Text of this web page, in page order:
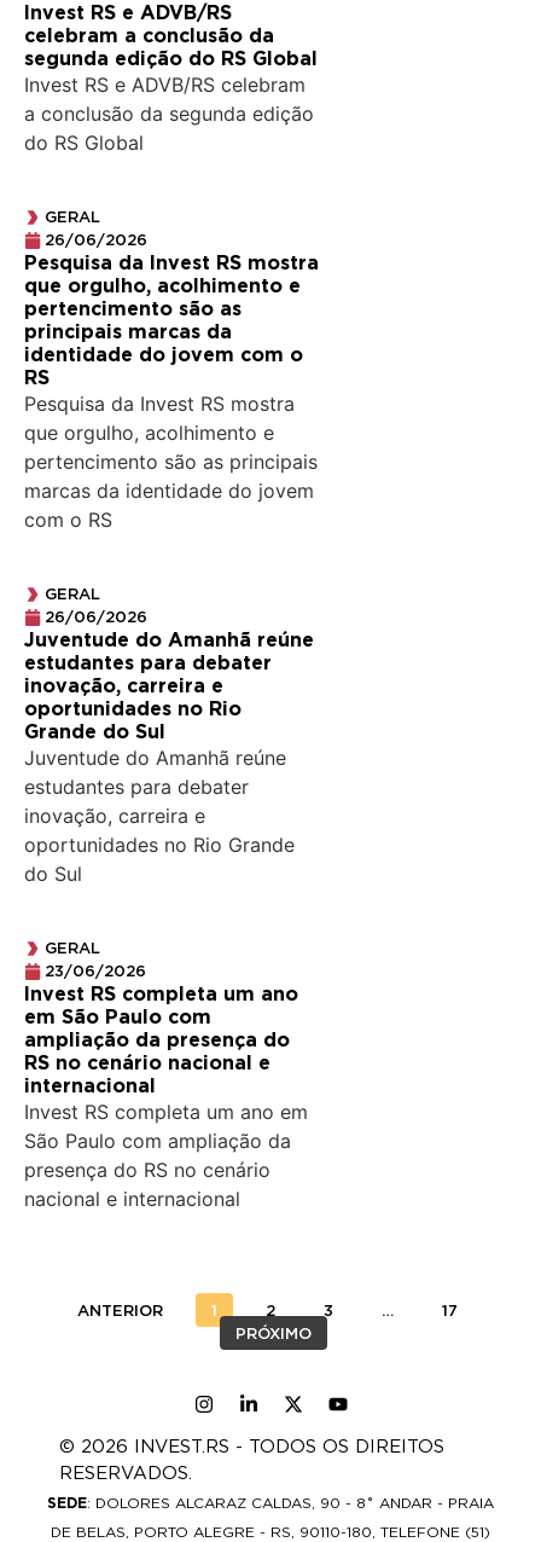
Invest RS e ADVB/RS
celebram a conclusão da
segunda edição do RS Global
Invest RS e ADVB/RS celebram
a conclusão da segunda edição
do RS Global
GERAL
26/06/2026
Pesquisa da Invest RS mostra
que orgulho, acolhimento e
pertencimento são as
principais marcas da
identidade do jovem com o
RS
Pesquisa da Invest RS mostra
que orgulho, acolhimento e
pertencimento são as principais
marcas da identidade do jovem
com o RS
GERAL
26/06/2026
Juventude do Amanhã reúne
estudantes para debater
inovação, carreira e
oportunidades no Rio
Grande do Sul
Juventude do Amanhã reúne
estudantes para debater
inovação, carreira e
oportunidades no Rio Grande
do Sul
GERAL
23/06/2026
Invest RS completa um ano
em São Paulo com
ampliação da presença do
RS no cenário nacional e
internacional
Invest RS completa um ano em
São Paulo com ampliação da
presença do RS no cenário
nacional e internacional
ANTERIOR 1 2 3 …
17
PRÓXIMO
© 2026 INVEST.RS - TODOS OS DIREITOS
RESERVADOS.
SEDE: DOLORES ALCARAZ CALDAS, 90 - 8˚ ANDAR - PRAIA
DE BELAS, PORTO ALEGRE - RS, 90110-180, TELEFONE (51)